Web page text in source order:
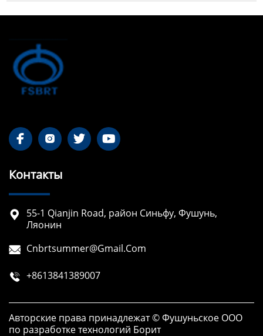
   
Контакты

55-1 Qianjin Road, район Синьфу, Фушунь,
Ляонин
 Cnbrtsummer@gmail.com
 +8613841389007
Авторские права принадлежат © Фушуньское ООО
по разработке технологий Борит